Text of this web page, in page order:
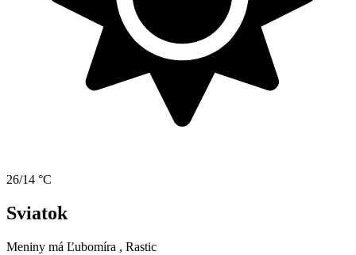
26/14 °C
Sviatok
Meniny má Ľubomíra , Rastic